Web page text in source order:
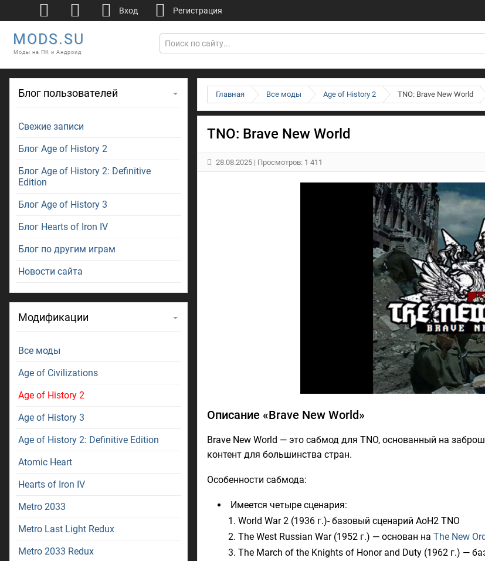
MODS.SU
Моды на ПК и Андроид
Главная Все моды Age of History 2 TNO: Brave New World
TNO: Brave New World
28.08.2025 | Просмотров: 1 411
Описание «Brave New World»
Brave New World — это сабмод для TNO, основанный на
контент для большинства стран.
Особенности сабмода:
Имеется четыре сценария:
World War 2 (1936 г.)- базовый сценарий AoH2 TNO
The West Russian War (1952 г.) — основан на The New
The March of the Knights of Honor and Duty (1962 г.) —
Блог пользователей
Свежие записи
Блог Age of History 2
Блог Age of History 2: Definitive
Edition
Блог Age of History 3
Блог Hearts of Iron IV
Блог по другим играм
Новости сайта
Модификации
Все моды
Age of Civilizations
Age of History 2
Age of History 3
Age of History 2: Definitive Edition
Atomic Heart
Hearts of Iron IV
Metro 2033
Metro Last Light Redux
Metro 2033 Redux
Вход Регистрация